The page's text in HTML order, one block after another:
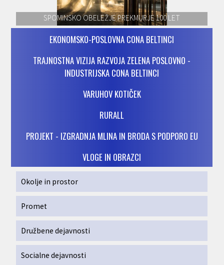
SPOMINSKO OBELEŽJE PREKMURJE 100 LET
EKONOMSKO-POSLOVNA CONA BELTINCI
TRAJNOSTNA VIZIJA RAZVOJA ZELENA POSLOVNO -
INDUSTRIJSKA CONA BELTINCI
VARUHOV KOTIČEK
RURALL
PROJEKT - IZGRADNJA MLINA IN BRODA S PODPORO EU
VLOGE IN OBRAZCI
Okolje in prostor
Promet
Družbene dejavnosti
Socialne dejavnosti